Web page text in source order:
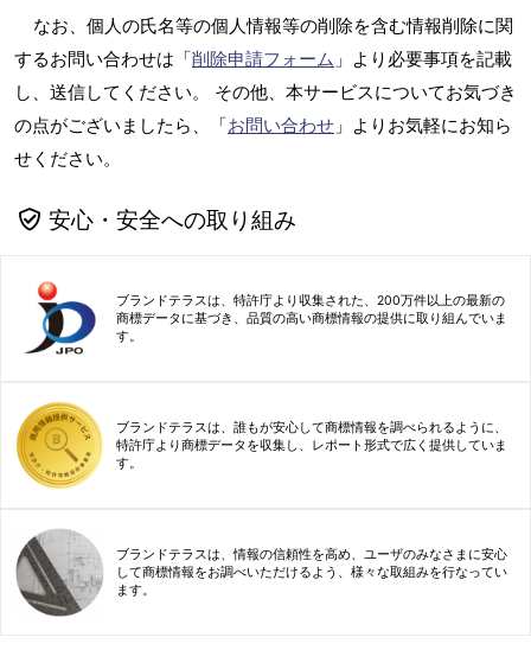
なお、個人の氏名等の個人情報等の削除を含む情報削除に関
するお問い合わせは「削除申請フォーム 」より必要事項を記載
し、送信してください。 その他、本サービスについてお気づき
の点がございましたら、「お問い合わせ 」よりお気軽にお知ら
せください。
安心・安全への取り組み
ブランドテラスは、特許庁より収集された、200万件以上の最新の
商標データに基づき、品質の高い商標情報の提供に取り組んでいま
す。
ブランドテラスは、誰もが安心して商標情報を調べられるように、
特許庁より商標データを収集し、レポート形式で広く提供していま
す。
ブランドテラスは、情報の信頼性を高め、ユーザのみなさまに安心
して商標情報をお調べいただけるよう、様々な取組みを行なってい
ます。